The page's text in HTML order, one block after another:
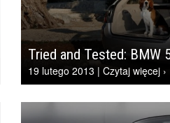
Tried and Tested: BMW
19 lutego 2013 | Czytaj więcej ›